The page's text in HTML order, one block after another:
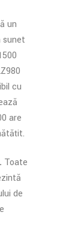
un
sunet
cu
are
Toate
de